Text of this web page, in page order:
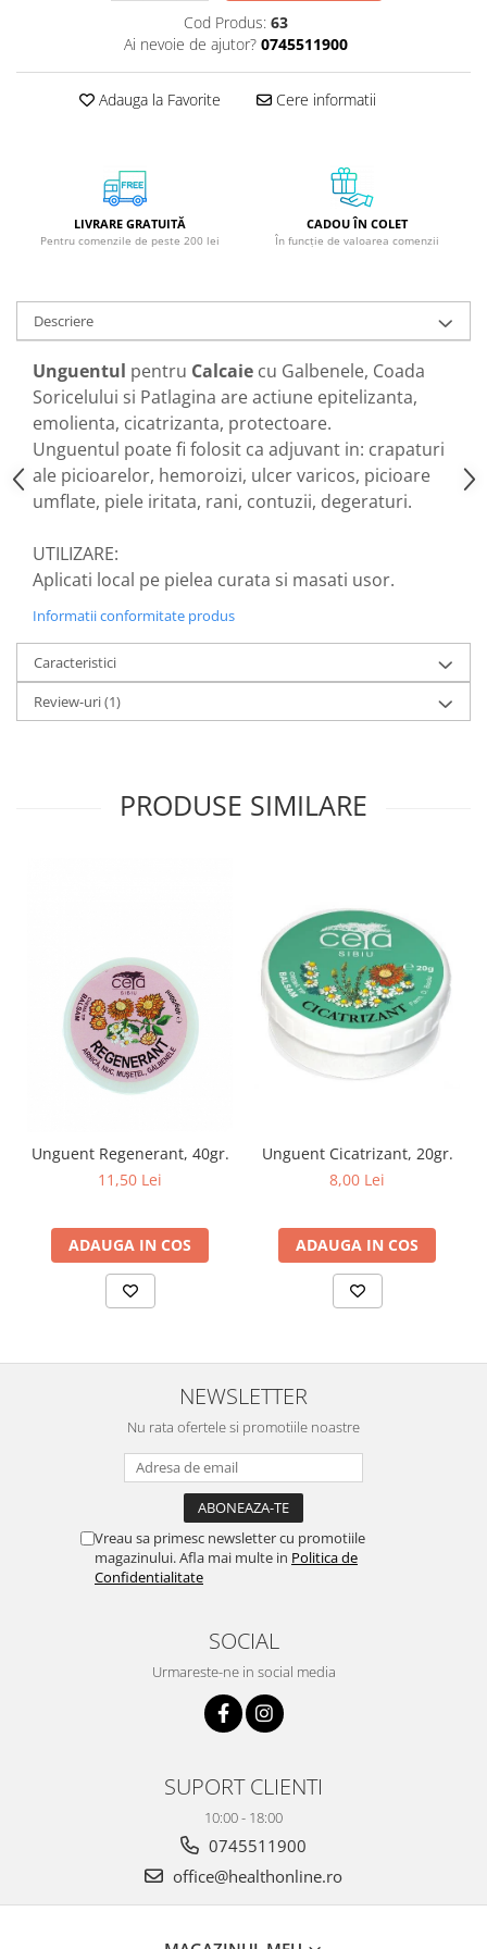
GreenPoint Trade (3 produse)
H3D - O'TOM(2 produse)
Hegron Cosmetics BV (5 produse)
Jack N' Jill (20 produse)
Laboratoarele Remedia (98
produse)
Landgarten GMBH & CO.KG. (13
Laropharm (25 produse)
Lavera (4 produse)
Liking S.p.A. (3 produse)
Mebra Brasov (54 produse)
Nateen (28 produse)
Nature Tech (11 produse)
Ommia Skincare & Mothercare (9
Produse)
Organic Terra (2 produse)
Papoutsanis SA (37 produse)
Pawxie (12 produse)
ProdNat (6 produse)
Rolly Brush - Mr.White (10
produse)
Romvac - Imunoinstant (20
produse)
Silc - Laurella (5produse)
Splash (10 produse)
The Bramton Company - Simple
Solution & Out! (8 produse)
Vaco Retail sp.zo.o (3 produse)
Van Vliet The Candy Company BV
Yuup! - Cosmetica Veneta (17
Zuluff Diapers (70 produse)
Protectie Solara
Sapun Natural Handmade
Scrub de Corp
Servetele Umede/Hartie Igienica
Umeda
Ulei de Masaj
Uleiuri Esentiale
Unguente
Cod Produs: 63
Ai nevoie de ajutor? 0745511900
Adauga la Favorite Cere informatii
LIVRARE GRATUITĂ
Pentru comenzile de peste 200 lei
CADOU ÎN COLET
În funcție de valoarea comenzii
Descriere
Unguentul pentru Calcaie cu Galbenele, Coada
Soricelului si Patlagina are actiune epitelizanta,
emolienta, cicatrizanta, protectoare.
Unguentul poate fi folosit ca adjuvant in: crapaturi
ale picioarelor, hemoroizi, ulcer varicos, picioare
umflate, piele iritata, rani, contuzii, degeraturi.
UTILIZARE:
Aplicati local pe pielea curata si masati usor.
Informatii conformitate produs
Caracteristici
Review-uri(1)
PRODUSE SIMILARE
Unguent Regenerant, 40gr.
11,50 Lei
ADAUGA IN COS
Unguent Cicatrizant, 20gr.
8,00 Lei
ADAUGA IN COS
NEWSLETTER
Nu rata ofertele si promotiile noastre
Vreau sa primesc newsletter cu promotiile
magazinului. Afla mai multe in Politica de
Confidentialitate
SOCIAL
Urmareste-ne in social media
SUPORT CLIENTI
10:00 - 18:00
0745511900
office@healthonline.ro